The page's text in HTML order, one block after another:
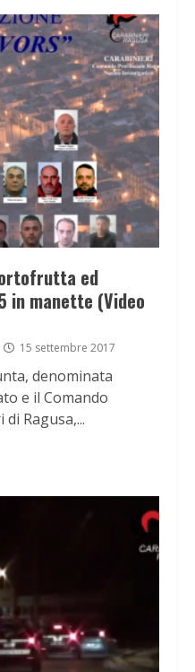
ed
in manette (Video
15 settembre 2017
denominata
e il Comando
Ragusa,...